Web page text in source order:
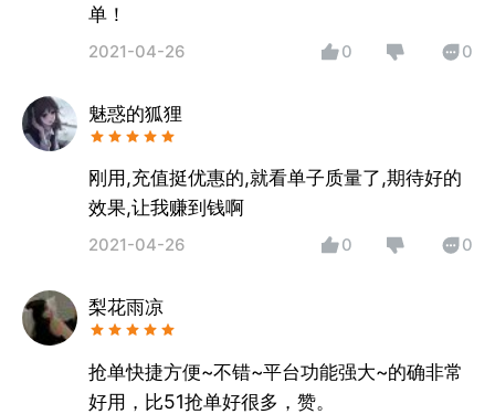
单！
2021-04-26 0 0
魅惑的狐狸
刚用,充值挺优惠的,就看单子质量了,期待好的
效果,让我赚到钱啊
2021-04-26 0 0
梨花雨凉
抢单快捷方便~不错~平台功能强大~的确非常
好用，比51抢单好很多，赞。